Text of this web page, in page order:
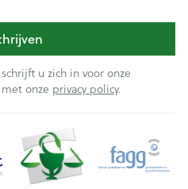
u zich in voor onze
onze privacy policy.